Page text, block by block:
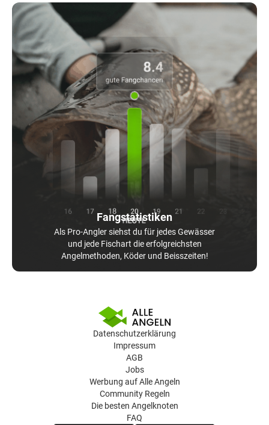
Fangstatistiken
Als Pro-Angler siehst du für jedes Gewässer
und jede Fischart die erfolgreichsten
Angelmethoden, Köder und Beisszeiten!
Datenschutzerklärung
Impressum
AGB
Jobs
Werbung auf Alle Angeln
Community Regeln
Die besten Angelknoten
FAQ